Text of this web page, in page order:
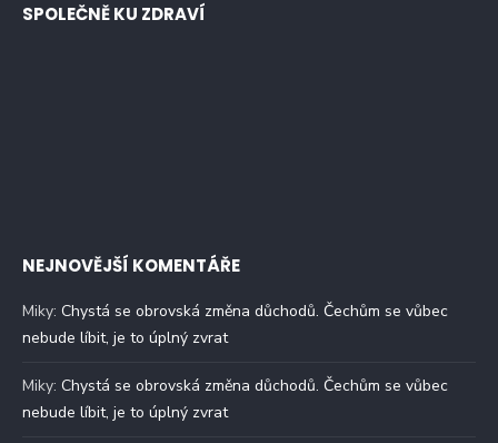
SPOLEČNĚ KU ZDRAVÍ
NEJNOVĚJŠÍ KOMENTÁŘE
Miky: Chystá se obrovská změna důchodů. Čechům se vůbec
nebude líbit, je to úplný zvrat
Miky: Chystá se obrovská změna důchodů. Čechům se vůbec
nebude líbit, je to úplný zvrat